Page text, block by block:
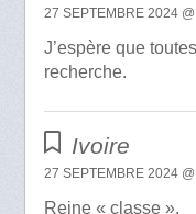
27 SEPTEMBRE 2024
J’espère que
recherche.
Ivoire
27 SEPTEMBRE 2024
Reine « classe ».